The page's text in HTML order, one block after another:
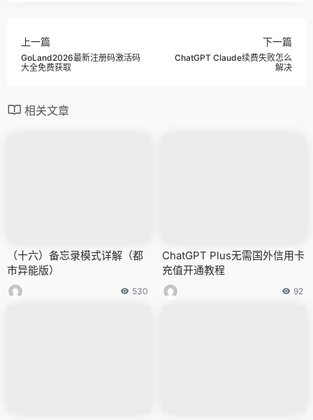
上一篇
GoLand2026最新注册码激活码
大全免费获取
下一篇
ChatGPT Claude续费失败怎么
解决
相关文章
（十六）备忘录模式详解（都
市异能版）
530
ChatGPT Plus无需国外信用卡
充值开通教程
92